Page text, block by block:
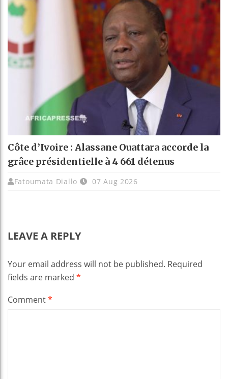
Côte d’Ivoire : Alassane Ouattara accorde la
grâce présidentielle à 4 661 détenus
Fatoumata Diallo 07 Aug 2026
LEAVE A REPLY
Your email address will not be published. Required
fields are marked *
Comment*